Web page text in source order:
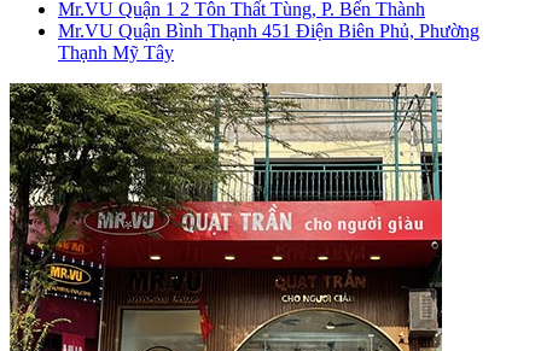
Mr.VU Quận 1 2 Tôn Thất Tùng, P. Bến Thành
Mr.VU Quận Bình Thạnh 451 Điện Biên Phủ, Phường
Thạnh Mỹ Tây